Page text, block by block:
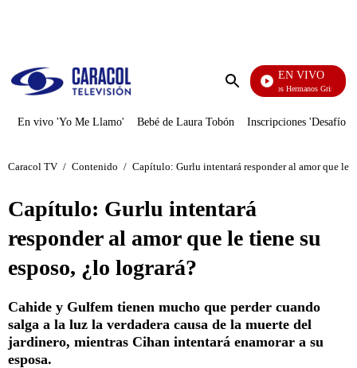
Enviar
EN VIVO
Cuentos De Los Hermanos Grimm
En vivo 'Yo Me Llamo' Bebé de Laura Tobón Inscripciones 'Desafío'
Caracol TV / Contenido / Capítulo: Gurlu intentará responder al amor que le
Capítulo: Gurlu intentará
responder al amor que le tiene su
esposo, ¿lo logrará?
Cahide y Gulfem tienen mucho que perder cuando
salga a la luz la verdadera causa de la muerte del
jardinero, mientras Cihan intentará enamorar a su
esposa.